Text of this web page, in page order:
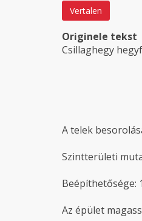
Vertalen
Originele tekst
Csillaghegy
A telek
Szintterületi
Beépíthetősége:
Az épület